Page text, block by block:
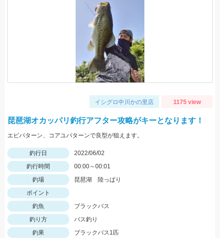
イシグロ中川かの里店 1175 view
琵琶湖オカッパリ釣行アフター攻略がキーとなります！
エビパターン、コアユパターンで良型が狙えます。
釣行日
2022/06/02
釣行時間
00:00～00:01
釣場
琵琶湖 陸っぱり
ポイント
釣魚
ブラックバス
釣り方
バス釣り
釣果
ブラックバス1匹